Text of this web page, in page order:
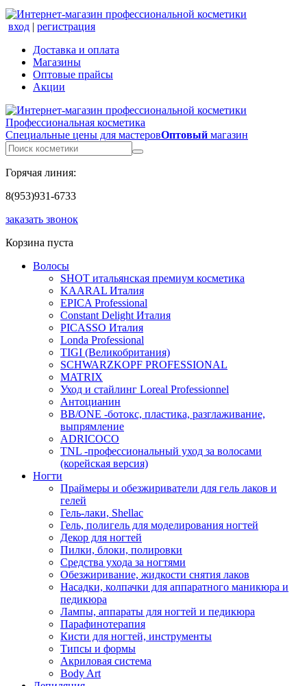
вход | регистрация
Доставка и оплата
Магазины
Оптовые прайсы
Акции
Профессиональная косметика
Специальные цены для мастеровОптовый магазин
Горячая линия:
8(953)931-6733
заказать звонок
Корзина пуста
Волосы
SHOT итальянская премиум косметика
KAARAL Италия
EPICA Professional
Constant Delight Италия
PICASSO Италия
Londa Professional
TIGI (Великобритания)
SCHWARZKOPF PROFESSIONAL
MATRIX
Уход и стайлинг Loreal Professionnel
Антоцианин
BB/ONE -ботокс, пластика, разглаживание,
выпрямление
ADRICOCO
TNL -профессиональный уход за волосами
(корейская версия)
Ногти
Праймеры и обезжириватели для гель лаков и
гелей
Гель-лаки, Shellac
Гель, полигель для моделирования ногтей
Декор для ногтей
Пилки, блоки, полировки
Средства ухода за ногтями
Обезжиривание, жидкости снятия лаков
Насадки, колпачки для аппаратного маникюра и
педикюра
Лампы, аппараты для ногтей и педикюра
Парафинотерапия
Кисти для ногтей, инструменты
Типсы и формы
Акриловая система
Body Art